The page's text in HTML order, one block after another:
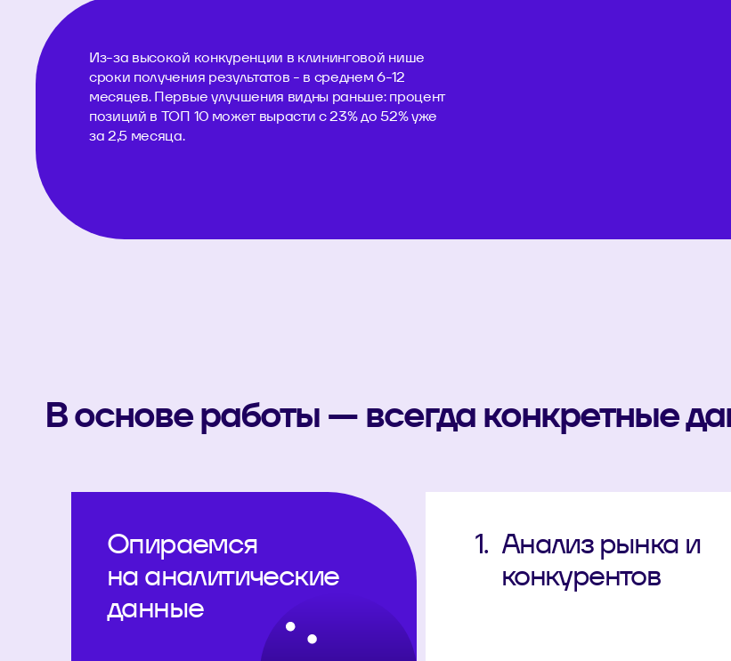
Из-за высокой конкуренции в клининговой нише
сроки получения результатов - в среднем 6-12
месяцев. Первые улучшения видны раньше: процент
позиций в ТОП 10 может вырасти с 23% до 52% уже
за 2,5 месяца.
В основе работы — всегда конкретные
Опираемся
на аналитические
данные
1. Анализ рынка и
конкурентов